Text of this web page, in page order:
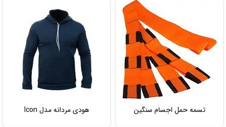
تسمه حمل اجسام سنگین هودی مردانه مدل Icon